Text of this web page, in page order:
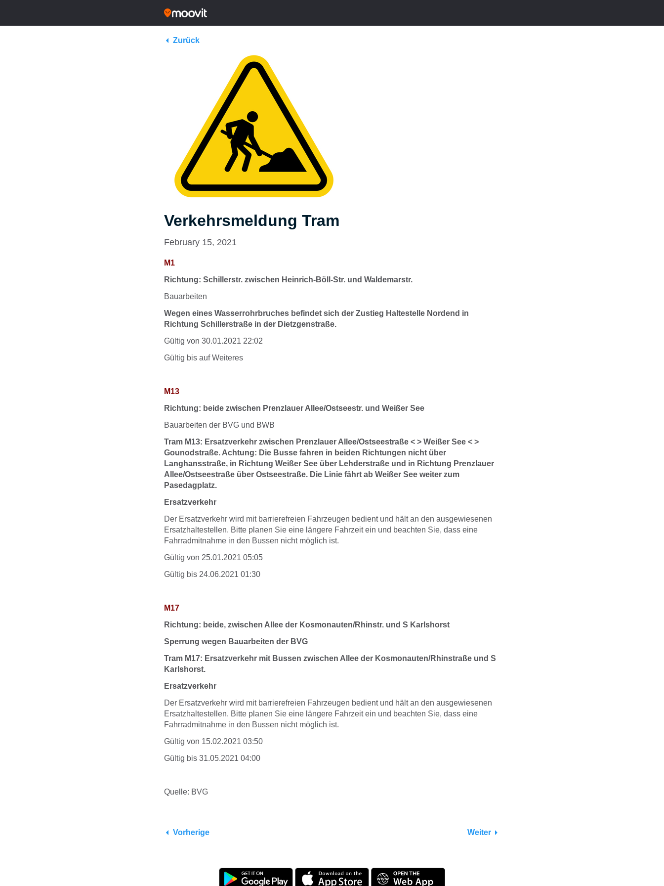
Zurück
Verkehrsmeldung Tram
February 15, 2021
M1
Richtung: Schillerstr. zwischen Heinrich-Böll-Str. und Waldemarstr.
Bauarbeiten
Wegen eines Wasserrohrbruches befindet sich der Zustieg Haltestelle Nordend in
Richtung Schillerstraße in der Dietzgenstraße.
Gültig von 30.01.2021 22:02
Gültig bis auf Weiteres
M13
Richtung: beide zwischen Prenzlauer Allee/Ostseestr. und Weißer See
Bauarbeiten der BVG und BWB
Tram M13: Ersatzverkehr zwischen Prenzlauer Allee/Ostseestraße < > Weißer See < >
Gounodstraße. Achtung: Die Busse fahren in beiden Richtungen nicht über
Langhansstraße, in Richtung Weißer See über Lehderstraße und in Richtung Prenzlauer
Allee/Ostseestraße über Ostseestraße. Die Linie fährt ab Weißer See weiter zum
Pasedagplatz.
Ersatzverkehr
Der Ersatzverkehr wird mit barrierefreien Fahrzeugen bedient und hält an den ausgewiesenen
Ersatzhaltestellen. Bitte planen Sie eine längere Fahrzeit ein und beachten Sie, dass eine
Fahrradmitnahme in den Bussen nicht möglich ist.
Gültig von 25.01.2021 05:05
Gültig bis 24.06.2021 01:30
M17
Richtung: beide, zwischen Allee der Kosmonauten/Rhinstr. und S Karlshorst
Sperrung wegen Bauarbeiten der BVG
Tram M17: Ersatzverkehr mit Bussen zwischen Allee der Kosmonauten/Rhinstraße und S
Karlshorst.
Ersatzverkehr
Der Ersatzverkehr wird mit barrierefreien Fahrzeugen bedient und hält an den ausgewiesenen
Ersatzhaltestellen. Bitte planen Sie eine längere Fahrzeit ein und beachten Sie, dass eine
Fahrradmitnahme in den Bussen nicht möglich ist.
Gültig von 15.02.2021 03:50
Gültig bis 31.05.2021 04:00
Quelle: BVG
Vorherige Weiter